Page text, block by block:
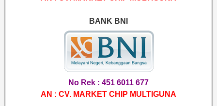
BANK BNI
No Rek : 451 6011 677
AN : CV. MARKET CHIP MULTIGUNA